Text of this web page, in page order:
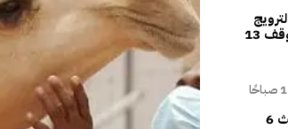
المخدرات في أطار ويوقف 13
البرلمان السنغالي يبحث 6